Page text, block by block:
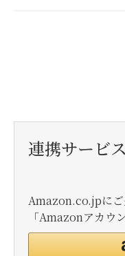
連携サービ
Amazon.co.jpにご
「Amazonアカウ